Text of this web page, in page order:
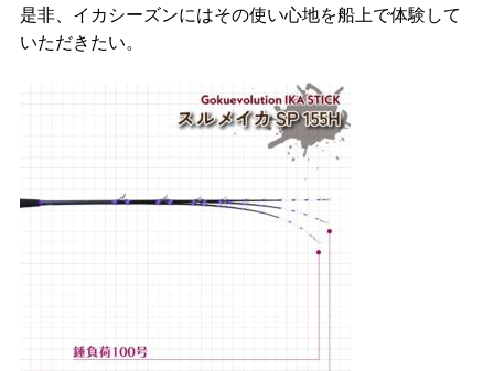
是非、イカシーズンにはその使い心地を船上で体験して
いただきたい。